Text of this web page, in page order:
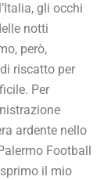
gli occhi
notti
però,
riscatto per
Per
ardente nello
Football
il mio